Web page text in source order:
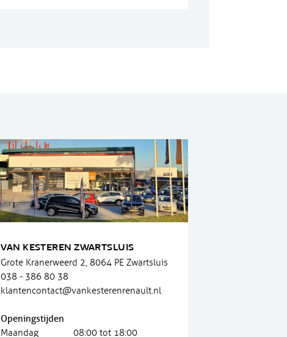
VAN KESTEREN ZWARTSLUIS
Grote Kranerweerd 2, 8064 PE Zwartsluis
038 - 386 80 38
klantencontact@vankesterenrenault.nl
Openingstijden
Maandag
08:00 tot 18:00